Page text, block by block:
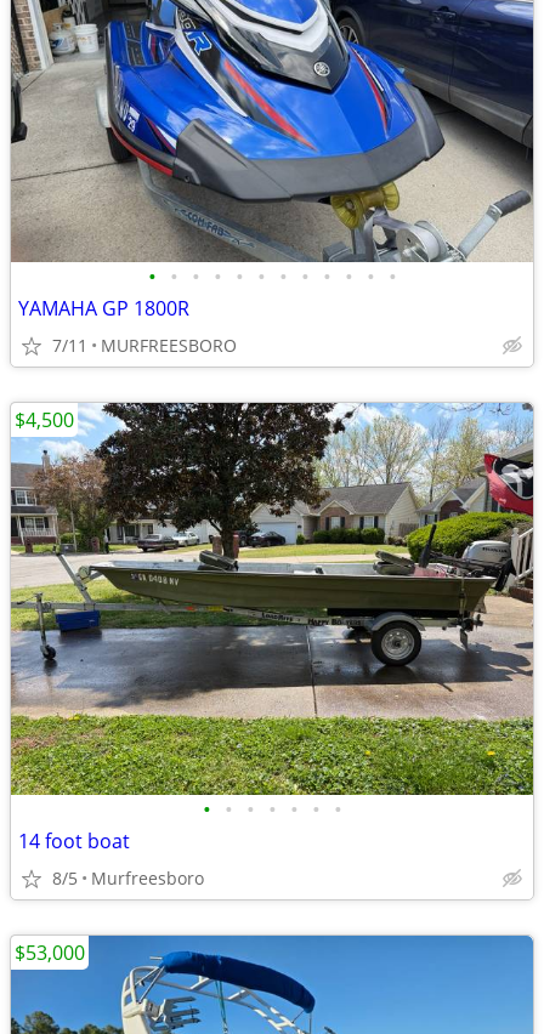
• • • • • • • • • • • •
YAMAHA GP 1800R
7/11 MURFREESBORO
• • • • • • •
14 foot boat
8/5 Murfreesboro
$4,500
$53,000